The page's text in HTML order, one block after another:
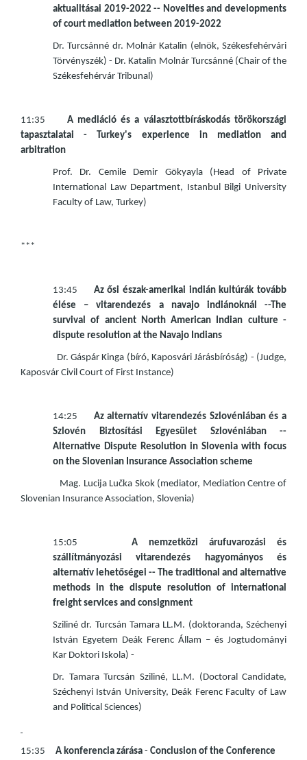
aktualitásai 2019-2022 -- Novelties and developments
of court mediation between 2019-2022
Dr. Turcsánné dr. Molnár Katalin (elnök, Székesfehérvári
Törvényszék) - Dr. Katalin Molnár Turcsánné (Chair of the
Székesfehérvár Tribunal)
11:35 A mediáció és a választottbíráskodás törökországi
tapasztalatai - Turkey's experience in mediation and
arbitration
Prof. Dr. Cemile Demir Gökyayla (Head of Private
International Law Department, Istanbul Bilgi University
Faculty of Law, Turkey)
***
13:45 Az ősi észak-amerikai indián kultúrák tovább
élése – vitarendezés a navajo indiánoknál --The
survival of ancient North American Indian culture -
dispute resolution at the Navajo Indians
Dr. Gáspár Kinga (bíró, Kaposvári Járásbíróság) - (Judge,
Kaposvár Civil Court of First Instance)
14:25 Az alternatív vitarendezés Szlovéniában és a
Szlovén Biztosítási Egyesület Szlovéniában --
Alternative Dispute Resolution in Slovenia with focus
on the Slovenian Insurance Association scheme
Mag. Lucija Lučka Skok (mediator, Mediation Centre of
Slovenian Insurance Association, Slovenia)
15:05A nemzetközi árufuvarozási és
szállítmányozási vitarendezés hagyományos és
alternatív lehetőségei -- The traditional and alternative
methods in the dispute resolution of international
freight services and consignment
Sziliné dr. Turcsán Tamara LL.M. (doktoranda, Széchenyi
István Egyetem Deák Ferenc Állam – és Jogtudományi
Kar Doktori Iskola) -
Dr. Tamara Turcsán Sziliné, LL.M. (Doctoral Candidate,
Széchenyi István University, Deák Ferenc Faculty of Law
and Political Sciences)
15:35 A konferencia zárása - Conclusion of the Conference